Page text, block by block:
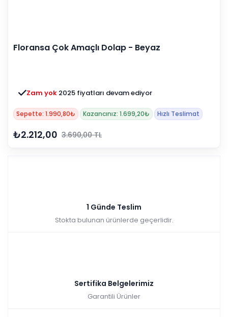
Floransa Çok Amaçlı Dolap - Beyaz
Zam yok 2025 fiyatları devam ediyor
Sepette: 1.990,80₺ Kazancınız: 1.699,20₺ Hızlı Teslimat
₺2.212,00 3.690,00 TL
1 Günde Teslim
Stokta bulunan ürünlerde geçerlidir.
Sertifika Belgelerimiz
Garantili Ürünler